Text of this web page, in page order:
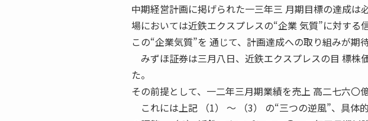
中期経営計画に掲げられた一三年三 月期目標の達成は
場においては近鉄エクスプレスの“企業 気質”に対する
この“企業気質”を 通じて、計画達成への取り組みが期
みずほ証券は三月八日、近鉄エクスプレスの目 標株
た。
その前提として、一二年三月期業績を売上 高二七六〇
これには上記 （1） 〜 （3） の“三つの逆風”、具体